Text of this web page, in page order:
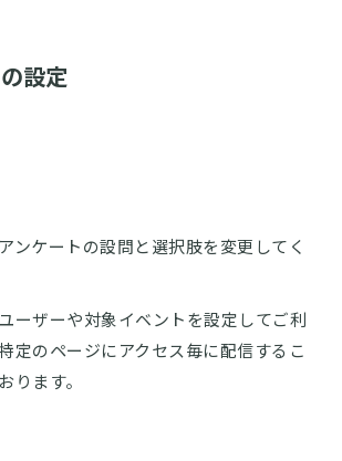
設定
ンケートの設問と選択肢を変更してく
ーザーや対象イベントを設定してご利
定のページにアクセス毎に配信するこ
ります。